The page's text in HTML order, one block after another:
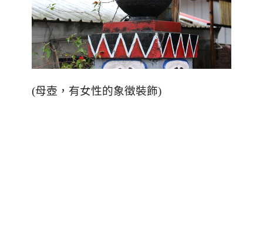
(母壺，有女性的象徵裝飾)